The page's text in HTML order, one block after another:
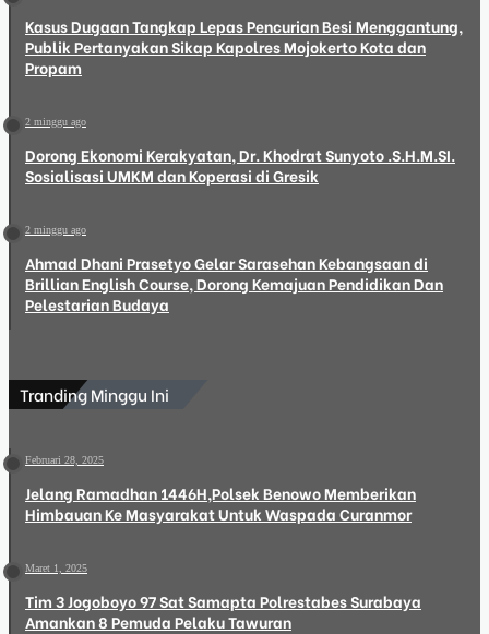
Kasus Dugaan Tangkap Lepas Pencurian Besi Menggantung,
Publik Pertanyakan Sikap Kapolres Mojokerto Kota dan
Propam
2 minggu ago
Dorong Ekonomi Kerakyatan, Dr. Khodrat Sunyoto .S.H.M.SI.
Sosialisasi UMKM dan Koperasi di Gresik
2 minggu ago
Ahmad Dhani Prasetyo Gelar Sarasehan Kebangsaan di
Brillian English Course, Dorong Kemajuan Pendidikan Dan
Pelestarian Budaya
Tranding Minggu Ini
Februari 28, 2025
Jelang Ramadhan 1446H,Polsek Benowo Memberikan
Himbauan Ke Masyarakat Untuk Waspada Curanmor
Maret 1, 2025
Tim 3 Jogoboyo 97 Sat Samapta Polrestabes Surabaya
Amankan 8 Pemuda Pelaku Tawuran